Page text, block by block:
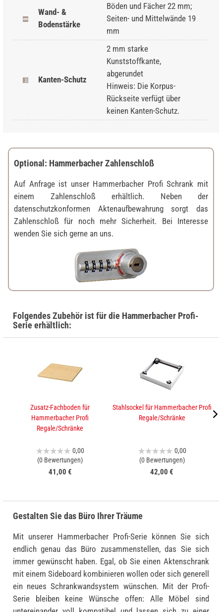
Wand- &
Bodenstärke
Böden und Fächer 22 mm;
Seiten- und Mittelwände 19
mm
Kanten-Schutz
2 mm starke
Kunststoffkante,
abgerundet
Hinweis: Die Korpus-
Rückseite verfügt über
keinen Kanten-Schutz.
Optional: Hammerbacher Zahlenschloß
Auf Anfrage ist unser Hammerbacher Profi Schrank mit
einem Zahlenschloß erhältlich. Neben der
datenschutzkonformen Aktenaufbewahrung sorgt das
Zahlenschloß für noch mehr Sicherheit. Bei Interesse
wenden Sie sich gerne an uns.
Folgendes Zubehör ist für die Hammerbacher Profi-
Serie erhältlich:
Zusatz-Fachboden für
Hammerbacher Profi
Regale/Schränke
0,00
(0 Bewertungen)
41,00 €
Stahlsockel für Hammerbacher Profi
Regale/Schränke
0,00
(0 Bewertungen)
42,00 €
Gestalten Sie das Büro Ihrer Träume
Mit unserer Hammerbacher Profi-Serie können Sie sich
endlich genau das Büro zusammenstellen, das Sie sich
immer gewünscht haben. Egal, ob Sie einen Aktenschrank
mit einem Sideboard kombinieren wollen oder sich generell
ein neues Schrankwandsystem wünschen. Mit der Profi-
Serie bleiben keine Wünsche offen: Alle Möbel sind